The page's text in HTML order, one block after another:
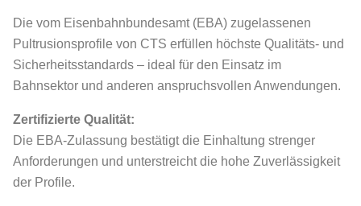
Die vom Eisenbahnbundesamt (EBA) zugelassenen
Pultrusionsprofile von CTS erfüllen höchste Qualitäts- und
Sicherheitsstandards – ideal für den Einsatz im
Bahnsektor und anderen anspruchsvollen Anwendungen.
Zertifizierte Qualität:
Die EBA-Zulassung bestätigt die Einhaltung strenger
Anforderungen und unterstreicht die hohe Zuverlässigkeit
der Profile.